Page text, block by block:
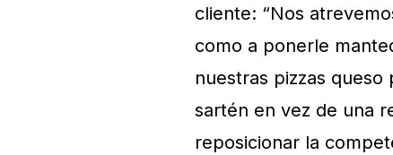
cliente: “Nos
como a ponerle
nuestras pizzas
sartén en vez de una
reposicionar la